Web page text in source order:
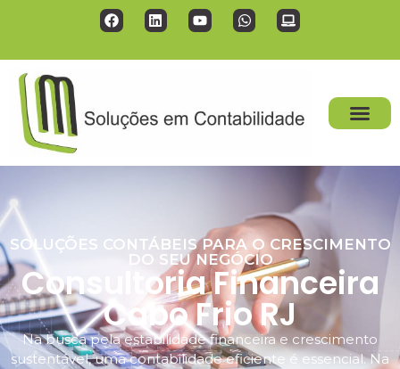
SOLUÇÕES CONTÁBEIS PARA O CRESCIMENTO
DO SEU NEGÓCIO
Consultoria Financeira
Cabo Frio RJ
Na busca pela estabilidade financeira e crescimento
sustentável, uma contabilidade eficiente é essencial. Na